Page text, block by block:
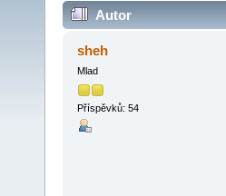
Autor
sheh
Mlad
Příspěvků: 54